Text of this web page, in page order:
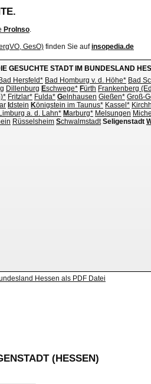
ProInso.
GesO) finden Sie aufinsopedia.de
GESUCHTE STADT IM BUNDESLAND
Bad Hersfeld* Bad Homburg v. d. Höhe* Bad
Dillenburg Eschwege* Fürth Frankenberg
Fritzlar* Fulda* Gelnhausen Gießen* Groß-
dstein Königstein im Taunus* Kassel*
Limburg a. d. Lahn* Marburg* Melsungen
Rüsselsheim Schwalmstadt Seligenstadt
Hessen als PDF Datei
(HESSEN)